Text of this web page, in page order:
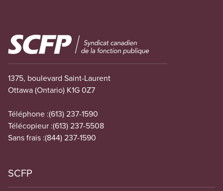
Image
1375, boulevard Saint-Laurent
Ottawa (Ontario) K1G 0Z7
Téléphone :(613) 237-1590
Télécopieur :(613) 237-5508
Sans frais :(844) 237-1590
SCFP